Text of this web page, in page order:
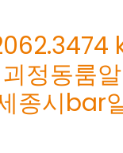
정동룸
종시bar